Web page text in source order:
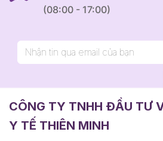
(08:00 - 17:00)
CÔNG TY TNHH ĐẦU TƯ
Y TẾ THIÊN MINH